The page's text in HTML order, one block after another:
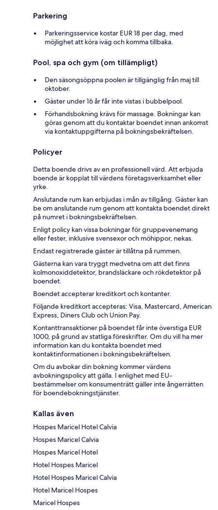
Parkering
Parkeringsservice kostar EUR 18 per dag, med
möjlighet att köra iväg och komma tillbaka.
Pool, spa och gym (om tillämpligt)
Den säsongsöppna poolen är tillgänglig från maj till
oktober.
Gäster under 16 år får inte vistas i bubbelpool.
Förhandsbokning krävs för massage. Bokningar kan
göras genom att du kontaktar boendet innan ankomst
via kontaktuppgifterna på bokningsbekräftelsen.
Policyer
Detta boende drivs av en professionell värd. Att erbjuda
boende är kopplat till värdens företagsverksamhet eller
yrke.
Anslutande rum kan erbjudas i mån av tillgång. Gäster kan
be om anslutande rum genom att kontakta boendet direkt
på numret i bokningsbekräftelsen.
Enligt policy kan vissa bokningar för gruppevenemang
eller fester, inklusive svensexor och möhippor, nekas.
Endast registrerade gäster är tillåtna på rummen.
Gästerna kan vara tryggt medvetna om att det finns
kolmonoxiddetektor, brandsläckare och rökdetektor på
boendet.
Boendet accepterar kreditkort och kontanter.
Följande kreditkort accepteras: Visa, Mastercard, American
Express, Diners Club och Union Pay.
Kontanttransaktioner på boendet får inte överstiga EUR
1000, på grund av statliga föreskrifter. Om du vill ha mer
information kan du kontakta boendet med
kontaktinformationen i bokningsbekräftelsen.
Om du avbokar din bokning kommer värdens
avbokningspolicy att gälla. I enlighet med EU-
bestämmelser om konsumenträtt gäller inte ångerrätten
för boendebokningstjänster.
Kallas även
Hospes Maricel Hotel Calvia
Hospes Maricel Calvia
Hospes Maricel Hotel
Hotel Hospes Maricel
Hotel Hospes Maricel Calvia
Hotel Maricel Hospes
Maricel Hospes